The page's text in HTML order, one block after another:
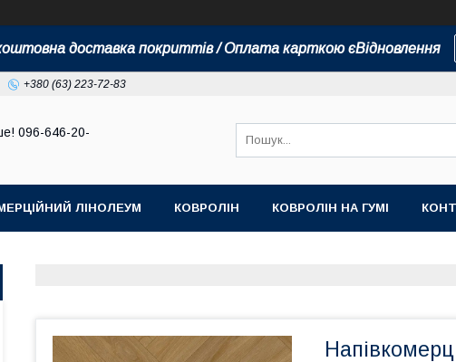
доставка покриттів / Оплата карткою єВідновлення
+380 (63) 223-72-83
096-646-20-
ЛІНОЛЕУМ КОВРОЛІН КОВРОЛІН НА ГУМІ